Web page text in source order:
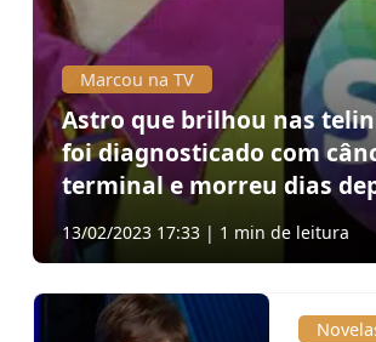
Marcou na TV
Astro que brilhou nas
foi diagnosticado com
terminal e morreu dias
13/02/2023 17:33 | 1 min de leitura